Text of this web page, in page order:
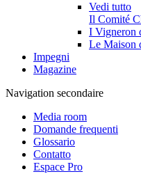
Vedi tutto
Il Comité
I Vigneron
Le Maison
Impegni
Magazine
Navigation secondaire
Media room
Domande frequenti
Glossario
Contatto
Espace Pro